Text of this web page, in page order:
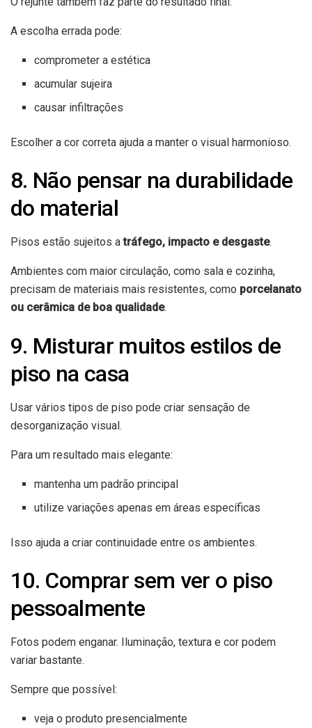
A escolha errada pode:
comprometer a estética
acumular sujeira
causar infiltrações
Escolher a cor correta ajuda a manter o visual harmonioso.
8. Não pensar na durabilidade
do material
Pisos estão sujeitos atráfego, impacto e desgaste.
Ambientes com maior circulação, como sala e cozinha,
precisam de materiais mais resistentes, como porcelanato
ou cerâmica de boa qualidade.
9. Misturar muitos estilos de
piso na casa
Usar vários tipos de piso pode criar sensação de
desorganização visual.
Para um resultado mais elegante:
mantenha um padrão principal
utilize variações apenas em áreas específicas
Isso ajuda a criar continuidade entre os ambientes.
10. Comprar sem ver o piso
pessoalmente
Fotos podem enganar. Iluminação, textura e cor podem
variar bastante.
Sempre que possível:
veja o produto presencialmente